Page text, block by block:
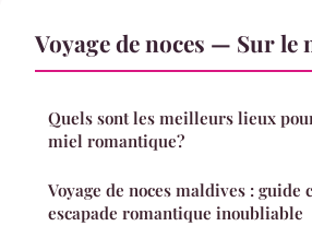
Voyage de noces — Sur le
Quels sont les meilleurs lieux
miel romantique?
Voyage de noces maldives : guide
escapade romantique inoubliable